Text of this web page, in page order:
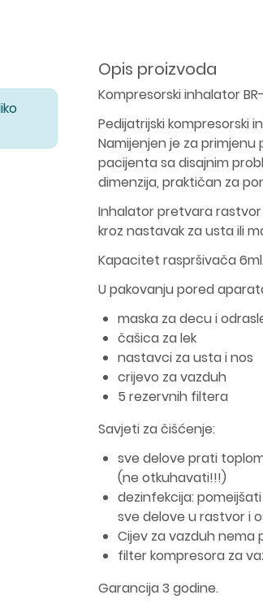
Opis proizvoda
Kompresorski inhalator BR-
Pedijatrijski kompresorski
Namijenjen je za
pacijenta sa disajnim
dimenzija, praktičan za
Inhalator pretvara rastvor
kroz nastavak za usta ili
Kapacitet raspršivača
U pakovanju pored
maska za decu i
čašica za lek
nastavci za usta i nos
crijevo za vazduh
5 rezervnih filtera
Savjeti za čišćenje:
sve delove prati
(ne otkuhavati!!!)
dezinfekcija:
sve delove u rastvor i
Cijev za vazduh nema
filter kompresora za
Garancija 3 godine.